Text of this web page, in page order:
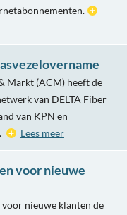
Markt (ACM) heeft de
van DELTA Fiber
van KPN en
Lees meer
voor nieuwe
nieuwe klanten de